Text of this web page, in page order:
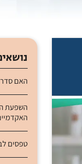
האם סדר
השפעת
טפסים